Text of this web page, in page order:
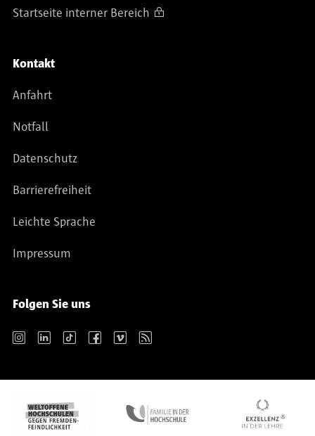
Startseite interner Bereich
Kontakt
Anfahrt
Notfall
Datenschutz
Barrierefreiheit
Leichte Sprache
Impressum
Folgen Sie uns
Instagram LinkedIn TikTok Facebook Vimeo RSS